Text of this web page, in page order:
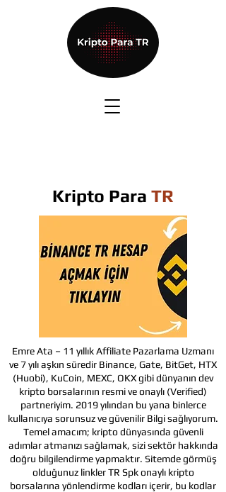
Kripto Para TR
Emre Ata – 11 yıllık Affiliate Pazarlama Uzmanı
ve 7 yılı aşkın süredir Binance, Gate, BitGet, HTX
(Huobi), KuCoin, MEXC, OKX gibi dünyanın dev
kripto borsalarının resmi ve onaylı (Verified)
partneriyim. 2019 yılından bu yana binlerce
kullanıcıya sorunsuz ve güvenilir Bilgi sağlıyorum.
Temel amacım; kripto dünyasında güvenli
adımlar atmanızı sağlamak, sizi sektör hakkında
doğru bilgilendirme yapmaktır. Sitemde görmüş
olduğunuz linkler TR Spk onaylı kripto
borsalarına yönlendirme kodları içerir, bu kodlar